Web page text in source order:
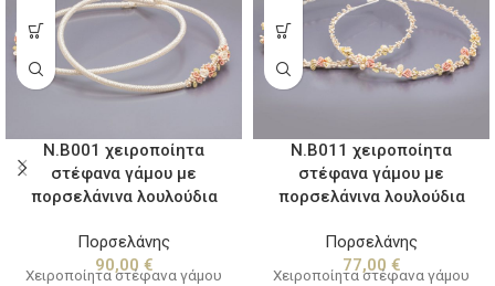
Ν.Β001 χειροποίητα
στέφανα γάμου με
πορσελάνινα λουλούδια
Πορσελάνης
90,00 €
Χειροποίητα στέφανα γάμου
Ν.Β011 χειροποίητα
στέφανα γάμου με
πορσελάνινα λουλούδια
Πορσελάνης
77,00 €
Χειροποίητα στέφανα γάμου